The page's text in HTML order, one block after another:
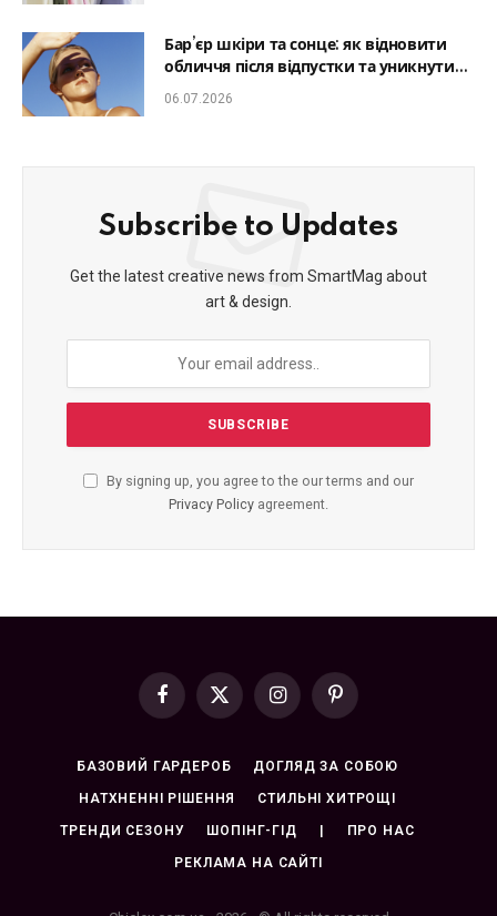
Бар’єр шкіри та сонце: як відновити
обличчя після відпустки та уникнути
фотостаріння
06.07.2026
Subscribe to Updates
Get the latest creative news from SmartMag about
art & design.
By signing up, you agree to the our terms and our
Privacy Policy agreement.
Facebook
X
InstagramPinterest
БАЗОВИЙ ГАРДЕРОБ ДОГЛЯД ЗА СОБОЮ
НАТХНЕННІ РІШЕННЯ СТИЛЬНІ ХИТРОЩІ
ТРЕНДИ СЕЗОНУ ШОПІНГ-ГІД | ПРО НАС
РЕКЛАМА НА САЙТІ